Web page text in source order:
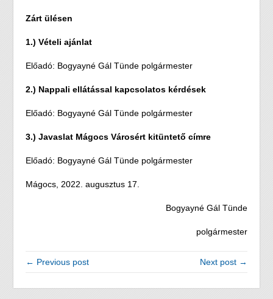
Zárt ülésen
1.) Vételi ajánlat
Előadó: Bogyayné Gál Tünde polgármester
2.) Nappali ellátással kapcsolatos kérdések
Előadó: Bogyayné Gál Tünde polgármester
3.) Javaslat Mágocs Városért kitüntető címre
Előadó: Bogyayné Gál Tünde polgármester
Mágocs, 2022. augusztus 17.
Bogyayné Gál Tünde
polgármester
← Previous post Next post →